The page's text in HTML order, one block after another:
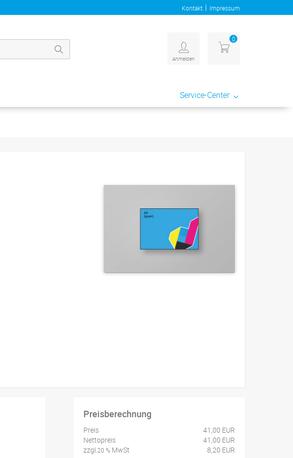
Kontakt | Impressum
Anmelden
0
Service-Center
Preisberechnung
Preis
41,00 EUR
Nettopreis
41,00 EUR
zzgl.20 % MwSt 8,20 EUR